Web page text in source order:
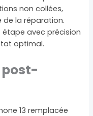
non collées,
la réparation.
étape avec précision
optimal.
13 remplacée